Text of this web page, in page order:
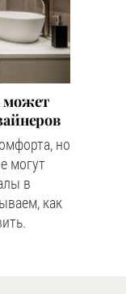
может
но
могут
в
как